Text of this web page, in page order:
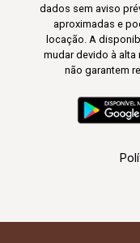
dados sem aviso
aproximadas e
locação. A
mudar devido à
não garantem